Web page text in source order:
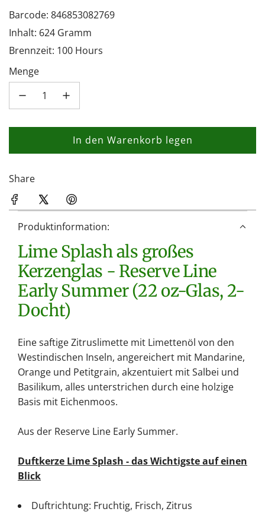
Barcode: 846853082769
Inhalt: 624 Gramm
Brennzeit: 100 Hours
Menge
In den Warenkorb legen
L
.
Share
Produktinformation:
Lime Splash als großes
Kerzenglas - Reserve Line
Early Summer (22 oz-Glas, 2-
Docht)
Eine saftige Zitruslimette mit Limettenöl von den
Westindischen Inseln, angereichert mit Mandarine,
Orange und Petitgrain, akzentuiert mit Salbei und
Basilikum, alles unterstrichen durch eine holzige
Basis mit Eichenmoos.
Aus der Reserve Line Early Summer.
Duftkerze Lime Splash - das Wichtigste auf einen
Blick
Duftrichtung: Fruchtig, Frisch, Zitrus